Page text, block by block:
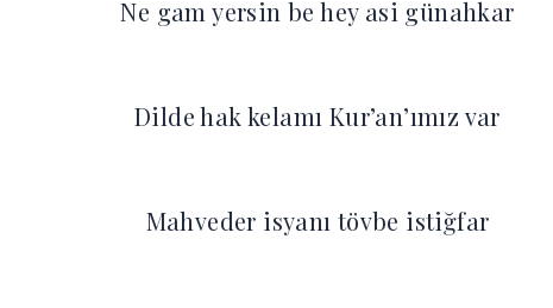
Ne gam yersin be hey asi günahkar
Dilde hak kelamı Kur’an’ımız var
Mahveder isyanı tövbe istiğfar